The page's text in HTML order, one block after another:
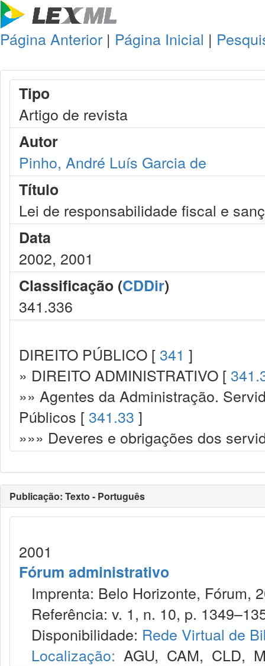
Página Anterior | Página Inicial |
Tipo
Artigo de revista
Autor
Pinho, André Luís Garcia de
Título
Lei de responsabilidade fiscal e
Data
2002, 2001
Classificação (CDDir)
341.336
DIREITO PÚBLICO [ 341 ]
» DIREITO ADMINISTRATIVO [
»» Agentes da Administração.
Públicos [ 341.33 ]
»»» Deveres e obrigações dos
Publicação: Texto - Português
2001
Fórum administrativo
Imprenta: Belo Horizonte, Fórum,
Referência: v. 1, n. 10, p.
Disponibilidade: Rede Virtual de
Localização: AGU, CAM, CLD,